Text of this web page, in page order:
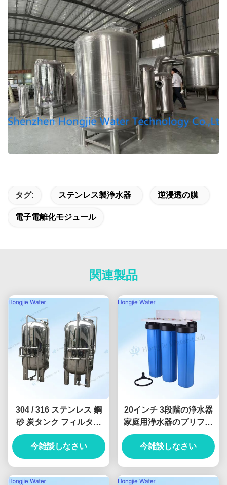
タグ: ステンレス製浄水器 逆浸透の膜
電子電離化モジュール
関連製品
304 / 316 ステンレス 鋼
砂 炭タンク フィルター
60m3/H 水処理 設備 アク
セサリー
今雑談しなさい
20インチ 3段階の浄水器
家庭用浄水器のプリフィ
ルター
今雑談しなさい